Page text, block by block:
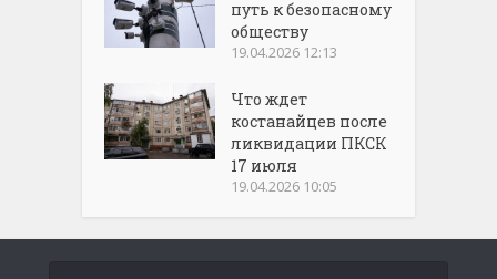
путь к безопасному
обществу
19.04.2026 12:13
Что ждет
костанайцев после
ликвидации ПКСК
17 июля
19.04.2026 10:05